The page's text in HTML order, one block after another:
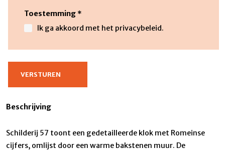
Toestemming *
Ik ga akkoord met het privacybeleid.
Beschrijving
Schilderij 57 toont een gedetailleerde klok met Romeinse
cijfers, omlijst door een warme bakstenen muur. De